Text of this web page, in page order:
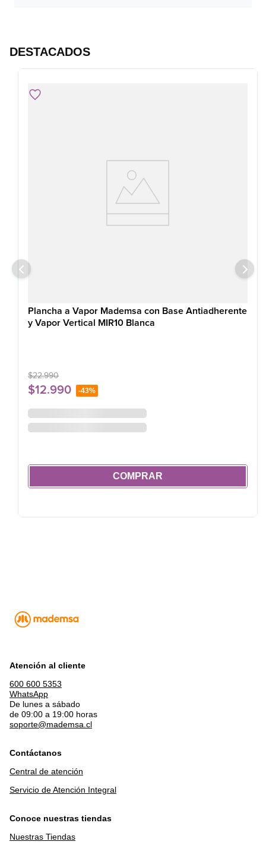
DESTACADOS
Plancha a Vapor Mademsa con Base Antiadherente
y Vapor Vertical MIR10 Blanca
$22.990
$12.990 -43%
COMPRAR
Atención al cliente
600 600 5353
WhatsApp
De lunes a sábado
de 09:00 a 19:00 horas
soporte@mademsa.cl
Contáctanos
Central de atención
Servicio de Atención Integral
Conoce nuestras tiendas
Nuestras Tiendas